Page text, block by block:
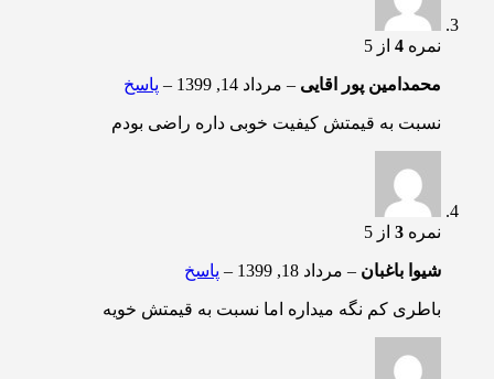
نمره 4 از 5
محمدامین پور اقایی – مرداد 14, 1399 – پاسخ
نسبت به قیمتش کیفیت خوبی داره راضی بودم
نمره 3 از 5
شیوا باغبان – مرداد 18, 1399 – پاسخ
باطری کم نگه میداره اما نسبت به قیمتش خویه